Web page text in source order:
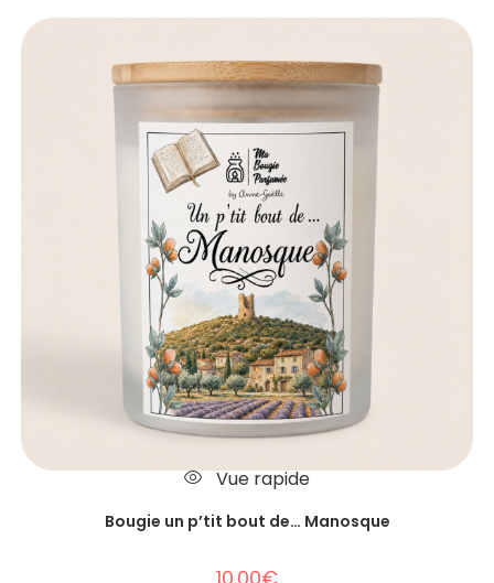
Vue rapide
Bougie un p’tit bout de… Manosque
10.00€